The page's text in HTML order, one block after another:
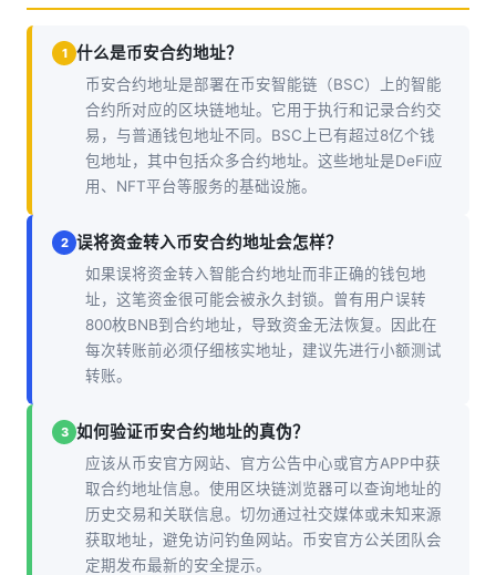
1 什么是币安合约地址？
币安合约地址是部署在币安智能链（BSC）上的智能
合约所对应的区块链地址。它用于执行和记录合约交
易，与普通钱包地址不同。BSC上已有超过8亿个钱
包地址，其中包括众多合约地址。这些地址是DeFi应
用、NFT平台等服务的基础设施。
2 误将资金转入币安合约地址会怎样？
如果误将资金转入智能合约地址而非正确的钱包地
址，这笔资金很可能会被永久封锁。曾有用户误转
800枚BNB到合约地址，导致资金无法恢复。因此在
每次转账前必须仔细核实地址，建议先进行小额测试
转账。
3 如何验证币安合约地址的真伪？
应该从币安官方网站、官方公告中心或官方APP中获
取合约地址信息。使用区块链浏览器可以查询地址的
历史交易和关联信息。切勿通过社交媒体或未知来源
获取地址，避免访问钓鱼网站。币安官方公关团队会
定期发布最新的安全提示。